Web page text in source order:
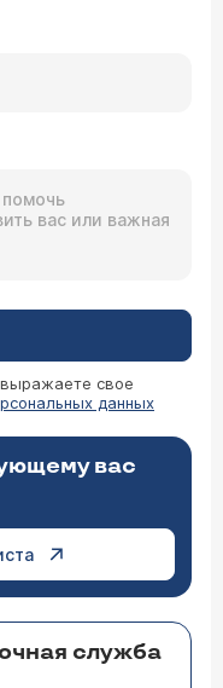
свое
данных
вас
служба